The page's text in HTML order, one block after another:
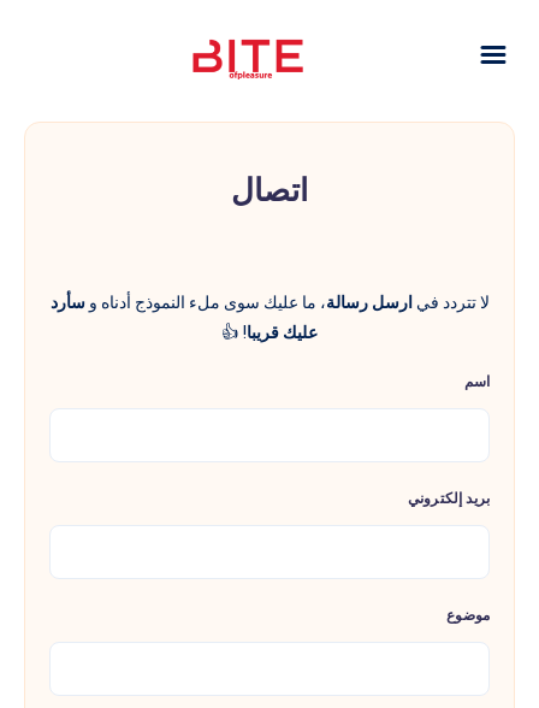
اتصال
لا تتردد فيارسل رسالة، ما عليك سوى ملء النموذج أدناه وسأرد
عليك قريبا! 👍
اسم
بريد إلكتروني
موضوع